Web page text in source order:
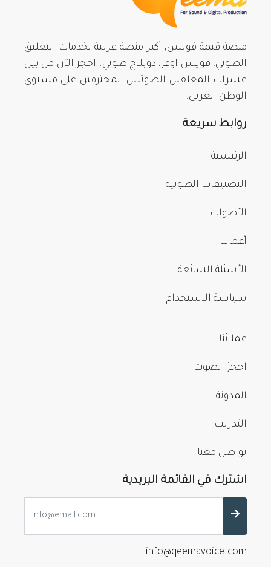
منصة قيمة فويس, أكبر منصة عربية لخدمات التعليق
الصوتي، فويس اوفر، دوبلاج صوتي. احجز الآن من بينِ
عشرات المعلقين الصوتيين المحترفين على مستوى
الوطن العربي.
روابط سريعة
الرئيسية
التصنيفات الصوتية
الأصوات
أعمالنا
الأسئلة الشائعة
سياسة الاستخدام
عملائنا
احجز الصوت
المدونة
التدريب
تواصل معنا
اشترك في القائمة البريدية
info@qeemavoice.com